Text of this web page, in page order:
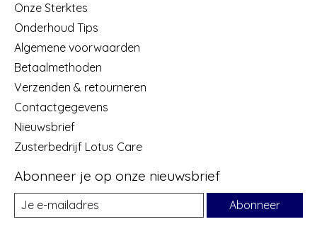
Onze Sterktes
Onderhoud Tips
Algemene voorwaarden
Betaalmethoden
Verzenden & retourneren
Contactgegevens
Nieuwsbrief
Zusterbedrijf Lotus Care
Abonneer je op onze nieuwsbrief
Abonneer